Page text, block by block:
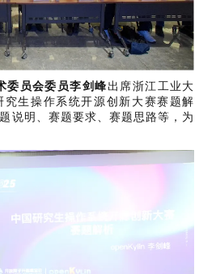
委员会委员李剑峰 出席浙江工业大
生操作系统开源创新大赛赛题解
说明、赛题要求、赛题思路等，为